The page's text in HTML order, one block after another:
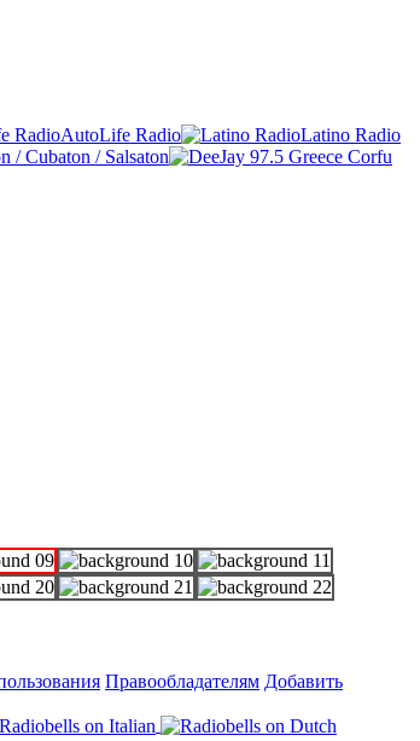
AutoLife Radio
Latino Radio
/ Cubaton / Salsaton
Правообладателям Добавить